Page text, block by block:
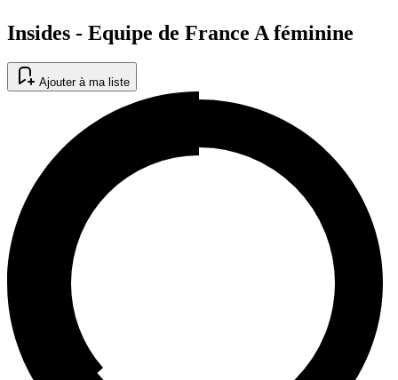
Insides - Equipe de France A féminine
Ajouter à ma liste